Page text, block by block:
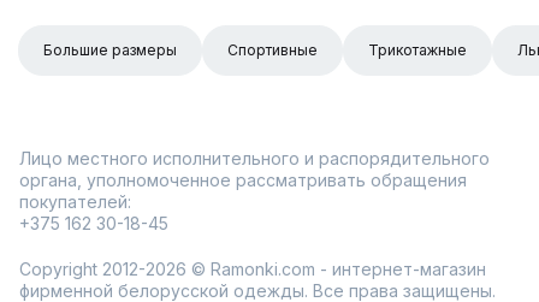
Большие размеры Спортивные Трикотажные
Лицо местного исполнительного и распорядительного
органа, уполномоченное рассматривать обращения
покупателей:
+375 162 30-18-45
Copyright 2012-2026 © Ramonki.com - интернет-магазин
фирменной белорусской одежды. Все права защищены.